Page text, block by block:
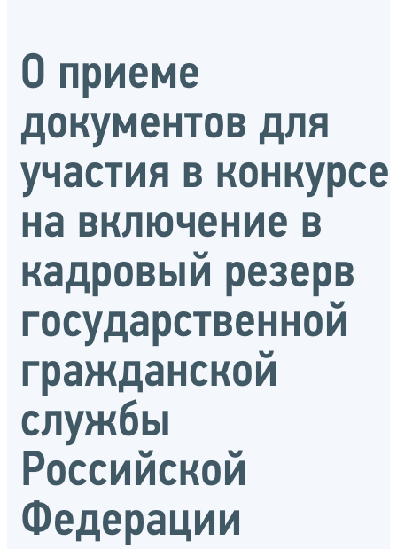
О приеме
документов для
участия в конкурсе
на включение в
кадровый резерв
государственной
гражданской
службы
Российской
Федерации